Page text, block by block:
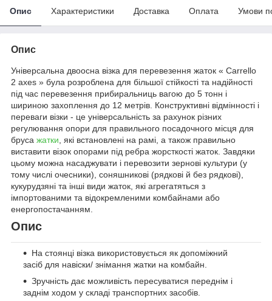
Опис Характеристики Доставка Оплата Умови
Опис
Універсальна двоосна візка для перевезення жаток « Carrello
2 axes » була розроблена для більшої стійкості та надійності
під час перевезення прибиральниць вагою до 5 тонн і
шириною захоплення до 12 метрів. Конструктивні відмінності і
переваги візки - це універсальність за рахунок різних
регулювання опори для правильного посадочного місця для
бруса жатки , які встановлені на рамі, а також правильно
виставити візок опорами під ребра жорсткості жаток. Завдяки
цьому можна насаджувати і перевозити зернові культури (у
тому числі очесники), соняшникові (рядкові й без рядкові),
кукурудзяні та інші види жаток, які агрегатяться з
імпортованими та відокремленими комбайнами або
енергопостачанням.
Опис
На стоянці візка використовується як допоміжний
засіб для навіски/ знімання жатки на комбайн.
Зручність дає можливість пересуватися переднім і
заднім ходом у складі транспортних засобів.